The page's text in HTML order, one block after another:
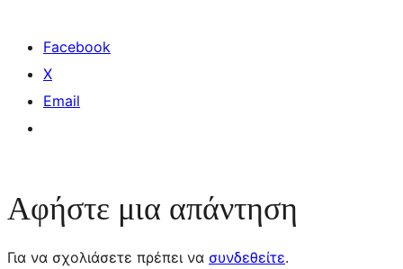
Facebook
X
Email
Αφήστε μια απάντηση
Για να σχολιάσετε πρέπει να συνδεθείτε.